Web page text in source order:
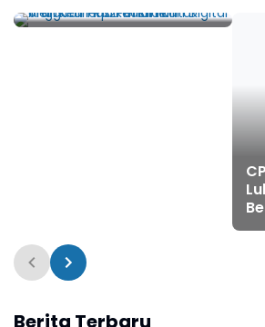
Kemendikdasmen
Berita Terbaru